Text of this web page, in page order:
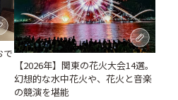
で
【2026年】関東の花火大会14選。
幻想的な水中花火や、花火と音楽
の競演を堪能